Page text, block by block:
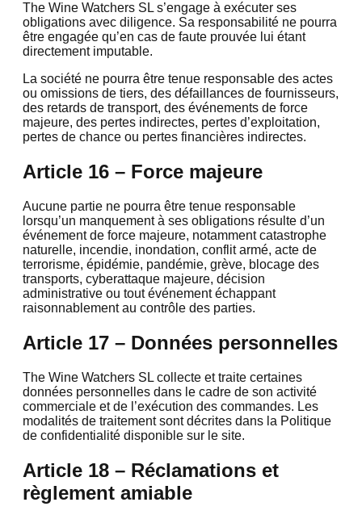
The Wine Watchers SL s’engage à exécuter ses
obligations avec diligence. Sa responsabilité ne pourra
être engagée qu’en cas de faute prouvée lui étant
directement imputable.
La société ne pourra être tenue responsable des actes
ou omissions de tiers, des défaillances de fournisseurs,
des retards de transport, des événements de force
majeure, des pertes indirectes, pertes d’exploitation,
pertes de chance ou pertes financières indirectes.
Article 16 – Force majeure
Aucune partie ne pourra être tenue responsable
lorsqu’un manquement à ses obligations résulte d’un
événement de force majeure, notamment catastrophe
naturelle, incendie, inondation, conflit armé, acte de
terrorisme, épidémie, pandémie, grève, blocage des
transports, cyberattaque majeure, décision
administrative ou tout événement échappant
raisonnablement au contrôle des parties.
Article 17 – Données personnelles
The Wine Watchers SL collecte et traite certaines
données personnelles dans le cadre de son activité
commerciale et de l’exécution des commandes. Les
modalités de traitement sont décrites dans la Politique
de confidentialité disponible sur le site.
Article 18 – Réclamations et
règlement amiable